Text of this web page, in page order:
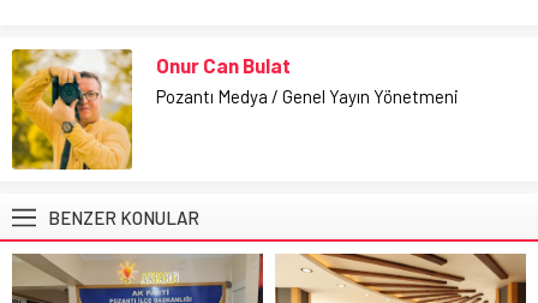
Onur Can Bulat
Pozantı Medya / Genel Yayın Yönetmeni
BENZER KONULAR